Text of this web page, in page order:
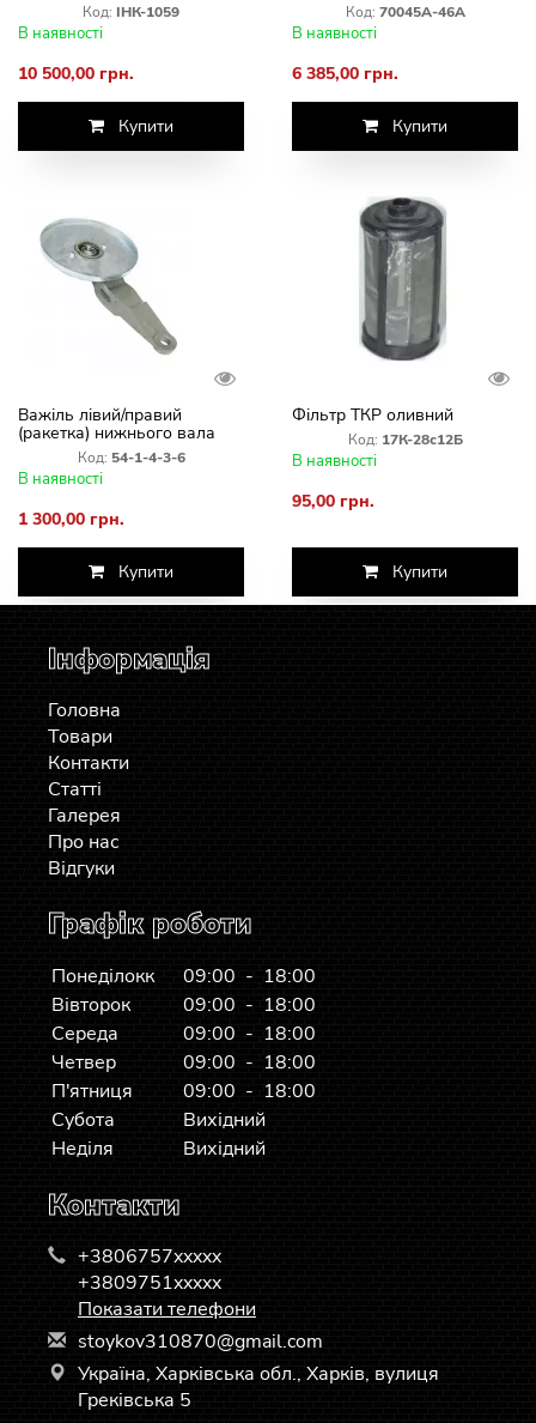
Код: ІНК-1059
В наявності
10 500,00 грн.
Купити
Код: 70045А-46А
В наявності
6 385,00 грн.
Купити
Важіль лівий/правий
(ракетка) нижнього вала
похилої камери
Код: 54-1-4-3-6
В наявності
1 300,00 грн.
Купити
Фільтр ТКР оливний
Код: 17К-28с12Б
В наявності
95,00 грн.
Купити
Інформація
Головна
Товари
Контакти
Статті
Галерея
Про нас
Відгуки
Графік роботи
Понеділокк
09:00 - 18:00
Вівторок
09:00 - 18:00
Середа
09:00 - 18:00
Четвер
09:00 - 18:00
П'ятниця
09:00 - 18:00
Субота
Вихідний
Неділя
Вихідний
Контакти
+3806757xxxxx
+3809751xxxxx
Показати телефони
stoykov310870@gmail.com
Україна, Харківська обл., Харків, вулиця
Греківська 5